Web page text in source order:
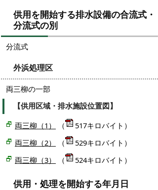
供用を開始する排水設備の合流式・
分流式の別
分流式
外浜処理区
両三柳の一部
【供用区域・排水施設位置図】
両三柳（1）
（
517キロバイト）
両三柳（2）
（
529キロバイト）
両三柳（3）
（ 524キロバイト）
供用・処理を開始する年月日